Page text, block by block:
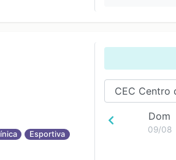
18:00
19:00
Esportiva
Dom
09/08